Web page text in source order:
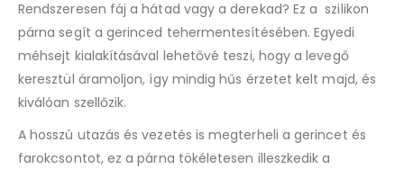
Rendszeresen fáj a hátad vagy a derekad? Ez a szilikon
párna segít a gerinced tehermentesítésében. Egyedi
méhsejt kialakításával lehetővé teszi, hogy a levegő
keresztül áramoljon, így mindig hűs érzetet kelt majd, és
kiválóan szellőzik.
A hosszú utazás és vezetés is megterheli a gerincet és
farokcsontot, ez a párna tökéletesen illeszkedik a